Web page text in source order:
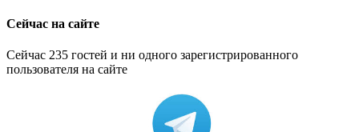
Сейчас на сайте
Сейчас 235 гостей и ни одного зарегистрированного
пользователя на сайте